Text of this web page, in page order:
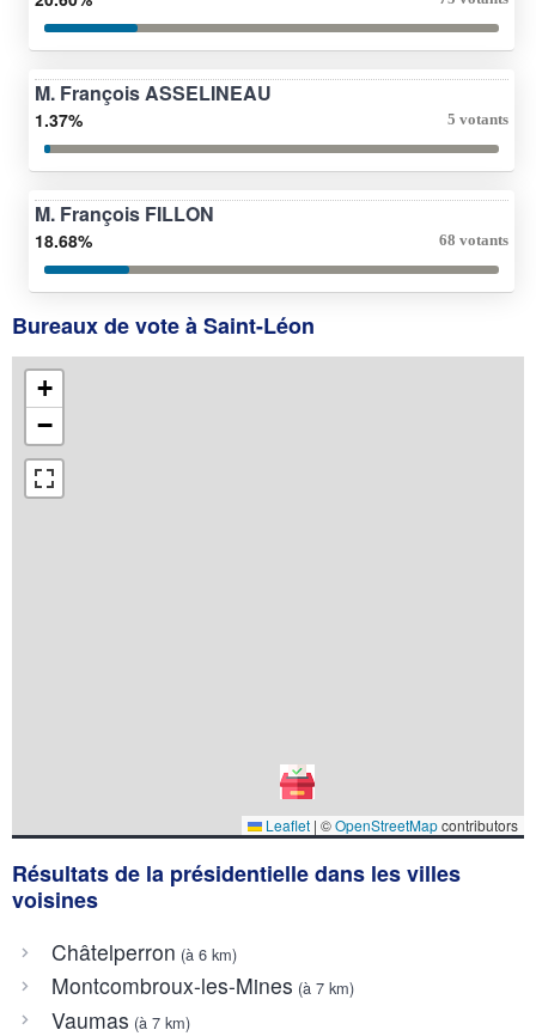
M. François ASSELINEAU
1.37% 5 votants
M. François FILLON
18.68% 68 votants
Bureaux de vote à Saint-Léon
+
−
Leaflet | ©OpenStreetMapcontributors
Résultats de la présidentielle dans les villes
voisines
Châtelperron (à 6 km)
Montcombroux-les-Mines (à 7 km)
Vaumas (à 7 km)